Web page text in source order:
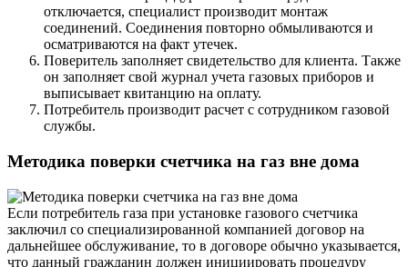
отключается, специалист производит монтаж
соединений. Соединения повторно обмыливаются и
осматриваются на факт утечек.
Поверитель заполняет свидетельство для клиента. Также
он заполняет свой журнал учета газовых приборов и
выписывает квитанцию на оплату.
Потребитель производит расчет с сотрудником газовой
службы.
Методика поверки счетчика на газ вне дома
Если потребитель газа при установке газового счетчика
заключил со специализированной компанией договор на
дальнейшее обслуживание, то в договоре обычно указывается,
что данный гражданин должен инициировать процедуру